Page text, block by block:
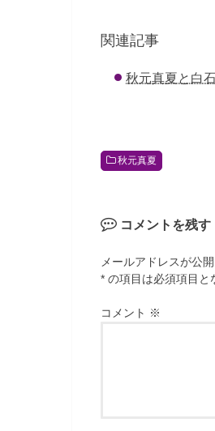
c
b
k
a
関連記事
秋元真夏と白
秋元真夏
コメントを残す
メールアドレスが公
* の項目は必須項目と
コメント ※